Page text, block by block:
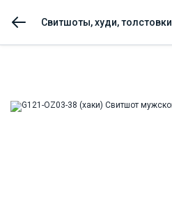
Свитшоты, худи, толстовки